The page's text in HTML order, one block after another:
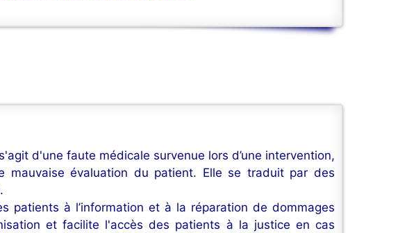
d'une faute médicale survenue lors d’une intervention,
mauvaise évaluation du patient. Elle se traduit par des
patients à l’information et à la réparation de dommages
et facilite l'accès des patients à la justice en cas